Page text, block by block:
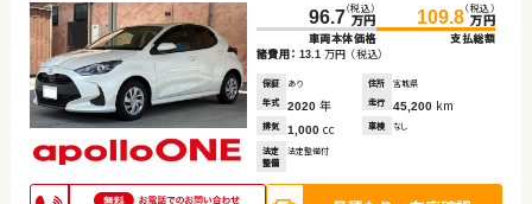
96.7（税込）
万円
車両本体価格
109.8（税込）
万円
支払総額
諸費用： 13.1 万円 （税込）
保証 あり 住所
宮城県
年式
2020 年 走行 45,200 km
排気 1,000 cc 車検 なし
法定
整備
法定整備付